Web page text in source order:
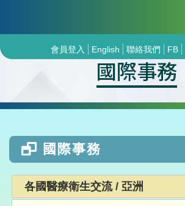
會員登入 English 聯絡我們 FB
國際事務
國際事務
各國醫療衛生交流 / 亞洲